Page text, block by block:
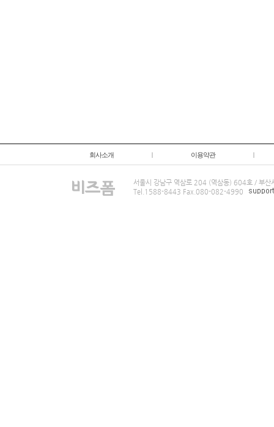
회사소개 | 이용약관 |
서울시 강남구 역삼로 204 (역삼동) 604호 / 부산
Tel.1588-8443 Fax.080-082-4990